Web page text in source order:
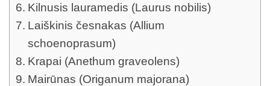
Kilnusis lauramedis (Laurus nobilis)
Laiškinis česnakas (Allium
schoenoprasum)
Krapai (Anethum graveolens)
Mairūnas (Origanum majorana)